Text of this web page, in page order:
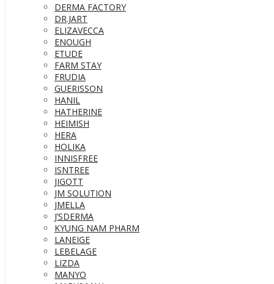
DERMA FACTORY
DR.JART
ELIZAVECCA
ENOUGH
ETUDE
FARM STAY
FRUDIA
GUERISSON
HANIL
HATHERINE
HEIMISH
HERA
HOLIKA
INNISFREE
ISNTREE
JIGOTT
JM SOLUTION
JMELLA
J’SDERMA
KYUNG NAM PHARM
LANEIGE
LEBELAGE
LIZDA
MANYO